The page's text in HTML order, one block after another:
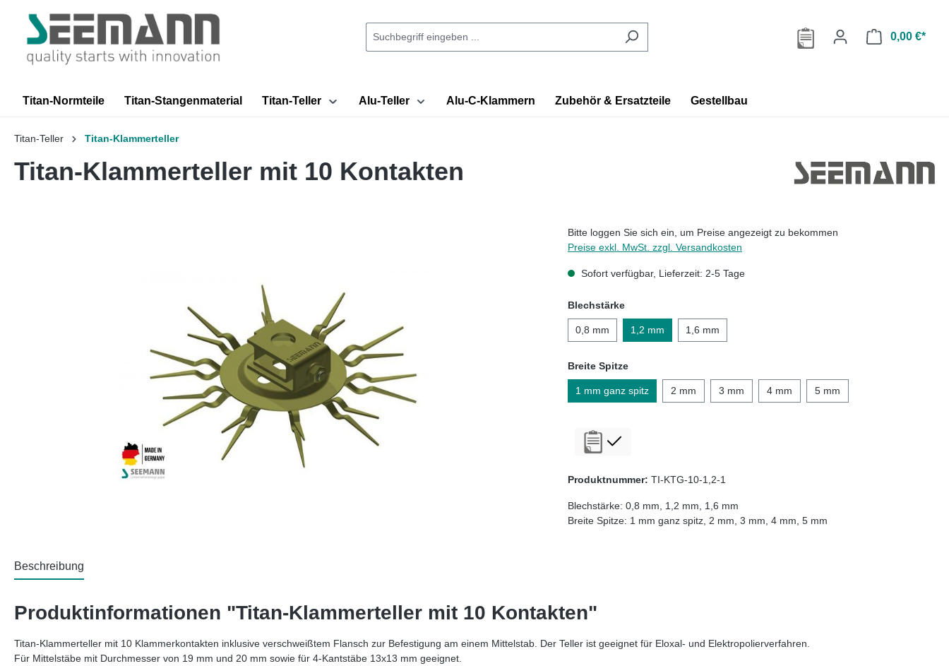
Zur Hauptnavigation springen
0,00 €*
Titan-Normteile Titan-Stangenmaterial Titan-Teller Alu-Teller Alu-C-Klammern Zubehör & Ersatzteile Gestellbau
Titan-Teller Titan-Klammerteller
Titan-Klammerteller mit 10 Kontakten
Bitte loggen Sie sich ein, um Preise angezeigt zu bekommen
Preise exkl. MwSt. zzgl. Versandkosten
Sofort verfügbar, Lieferzeit: 2-5 Tage
Blechstärkeauswählen
0,8 mm 1,2 mm 1,6 mm
Breite Spitzeauswählen
1 mm ganz spitz 2 mm 3 mm 4 mm 5 mm
Produktnummer: TI-KTG-10-1,2-1
Blechstärke: 0,8 mm , 1,2 mm , 1,6 mm
Breite Spitze: 1 mm ganz spitz , 2 mm , 3 mm , 4 mm , 5 mm
Beschreibung
Produktinformationen "Titan-Klammerteller mit 10 Kontakten"
Titan-Klammerteller mit 10 Klammerkontakten inklusive verschweißtem Flansch zur Befestigung am einem Mittelstab. Der Teller ist geeignet für Eloxal- und Elektropolierverfahren.
Für Mittelstäbe mit Durchmesser von 19 mm und 20 mm sowie für 4-Kantstäbe 13x13 mm geeignet.